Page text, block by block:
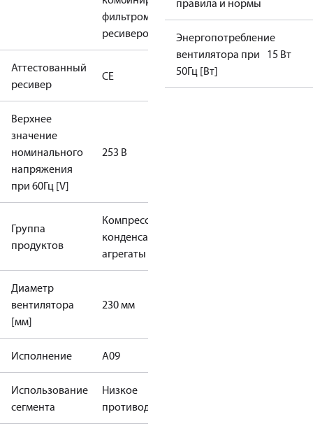
фильтром и
ресивером
Аттестованный
ресивер
CE
Верхнее
значение
номинального
напряжения
при 60Гц [V]
253 В
Группа
продуктов
Компрессорно-
конденсаторные
агрегаты
Диаметр
вентилятора
[мм]
230 мм
Исполнение A09
Использование
сегмента
Низкое
противодавление
правила и нормы
Энергопотребление
вентилятора при
50Гц [Вт]
15 Вт